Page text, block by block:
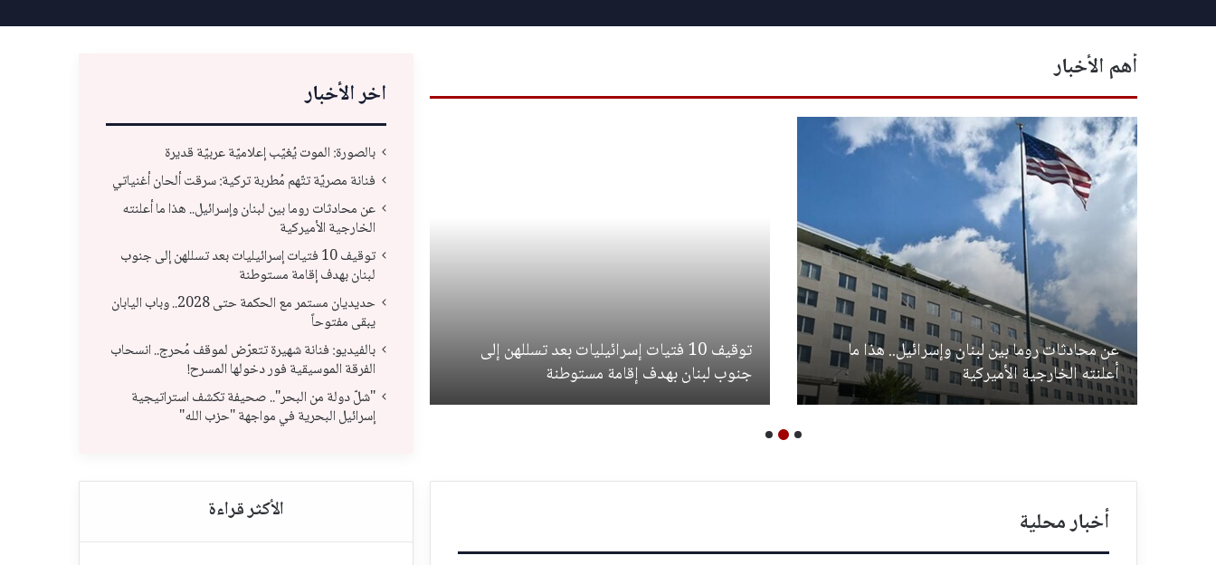
أهم الأخبار
عن محادثات روما بين لبنان وإسرائيل.. هذا ما
أعلنته الخارجية الأميركية
توقيف 10 فتيات إسرائيليات بعد تسللهن إلى
جنوب لبنان بهدف إقامة مستوطنة
حديديان مستمر مع الحكمة حتى 2028.. وباب
اليابان يبقى مفتوحاً
اخر الأخبار
بالصورة: الموت يُغيّب إعلاميّة عربيّة قديرة
فنانة مصريّة تتّهم مُطربة تركية: سرقت ألحان أغنياتي
عن محادثات روما بين لبنان وإسرائيل.. هذا ما أعلنته
الخارجية الأميركية
توقيف 10 فتيات إسرائيليات بعد تسللهن إلى جنوب
لبنان بهدف إقامة مستوطنة
حديديان مستمر مع الحكمة حتى 2028.. وباب اليابان
يبقى مفتوحاً
بالفيديو: فنانة شهيرة تتعرّض لموقف مُحرج.. انسحاب
الفرقة الموسيقية فور دخولها المسرح!
"شلّ دولة من البحر".. صحيفة تكشف استراتيجية
إسرائيل البحرية في مواجهة "حزب الله"
أخبار محلية